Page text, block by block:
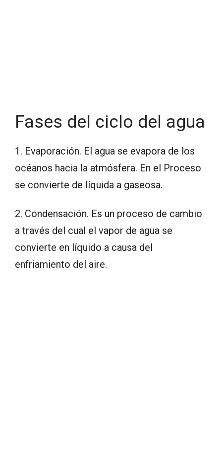
Fases del ciclo del agua
1. Evaporación. El agua se evapora de los
océanos hacia la atmósfera. En el Proceso
se convierte de líquida a gaseosa.
2. Condensación. Es un proceso de cambio
a través del cual el vapor de agua se
convierte en líquido a causa del
enfriamiento del aire.